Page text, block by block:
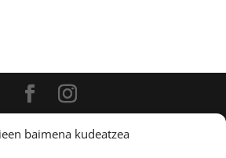
baimena kudeatzea